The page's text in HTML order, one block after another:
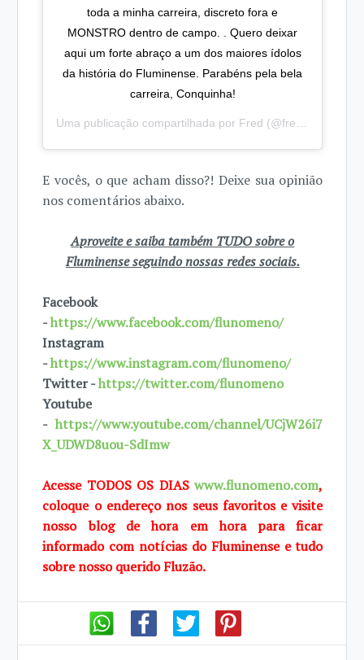
toda a minha carreira, discreto fora e
MONSTRO dentro de campo. . Quero deixar
aqui um forte abraço a um dos maiores ídolos
da história do Fluminense. Parabéns pela bela
carreira, Conquinha!
Uma publicação compartilhada por Fred (@fredguedes9) em
E vocês, o que acham disso?! Deixe sua opinião
nos comentários abaixo.
Aproveite e saiba também TUDO sobre o
Fluminense seguindo nossas redes sociais.
Facebook
-https://www.facebook.com/flunomeno/
Instagram
-https://www.instagram.com/flunomeno/
Twitter -https://twitter.com/flunomeno
Youtube
-https://www.youtube.com/channel/UCjW26i7
X_UDWD8uou-SdImw
Acesse TODOS OS DIASwww.flunomeno.com,
coloque o endereço nos seus favoritos e visite
nosso blog de hora em hora para ficar
informado com notícias do Fluminense e tudo
sobre nosso querido Fluzão.